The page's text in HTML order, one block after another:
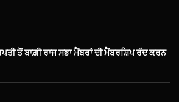
ਤੋਂ ਬਾਗ਼ੀ ਰਾਜ ਸਭਾ ਮੈਂਬਰਾਂ ਦੀ ਮੈਂਬਰਸ਼ਿਪ ਰੱਦ ਕਰਨ